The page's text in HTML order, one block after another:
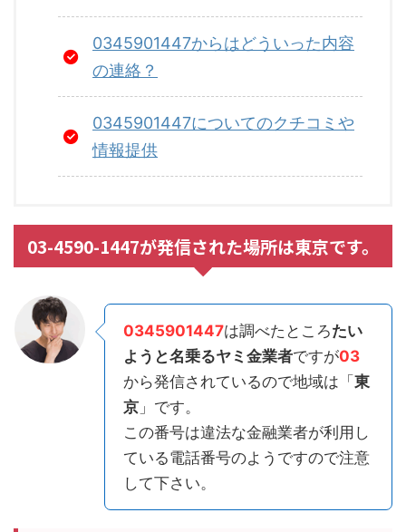
0345901447からはどういった内容
の連絡？
0345901447についてのクチコミや
情報提供
03-4590-1447が発信された場所は東京です。
0345901447は調べたところたい
ようと名乗るヤミ金業者ですが03
から発信されているので地域は「 東
京 」です。
この番号は違法な金融業者が利用し
ている電話番号のようですので注意
して下さい。